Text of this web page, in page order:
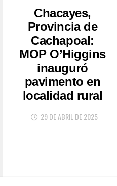
Chacayes,
Provincia de
Cachapoal:
MOP O’Higgins
inauguró
pavimento en
localidad rural
29 DE ABRIL DE 2025